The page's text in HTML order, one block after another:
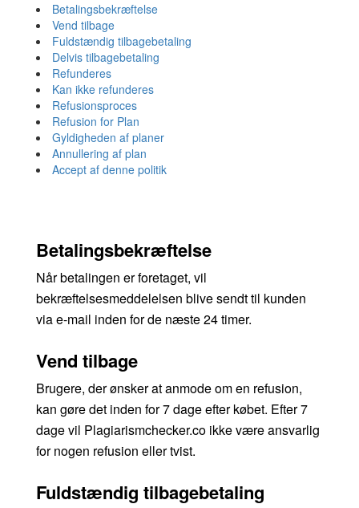
Betalingsbekræftelse
Vend tilbage
Fuldstændig tilbagebetaling
Delvis tilbagebetaling
Refunderes
Kan ikke refunderes
Refusionsproces
Refusion for Plan
Gyldigheden af planer
Annullering af plan
Accept af denne politik
Betalingsbekræftelse
Når betalingen er foretaget, vil
bekræftelsesmeddelelsen blive sendt til kunden
via e-mail inden for de næste 24 timer.
Vend tilbage
Brugere, der ønsker at anmode om en refusion,
kan gøre det inden for 7 dage efter købet. Efter 7
dage vil Plagiarismchecker.co ikke være ansvarlig
for nogen refusion eller tvist.
Fuldstændig tilbagebetaling